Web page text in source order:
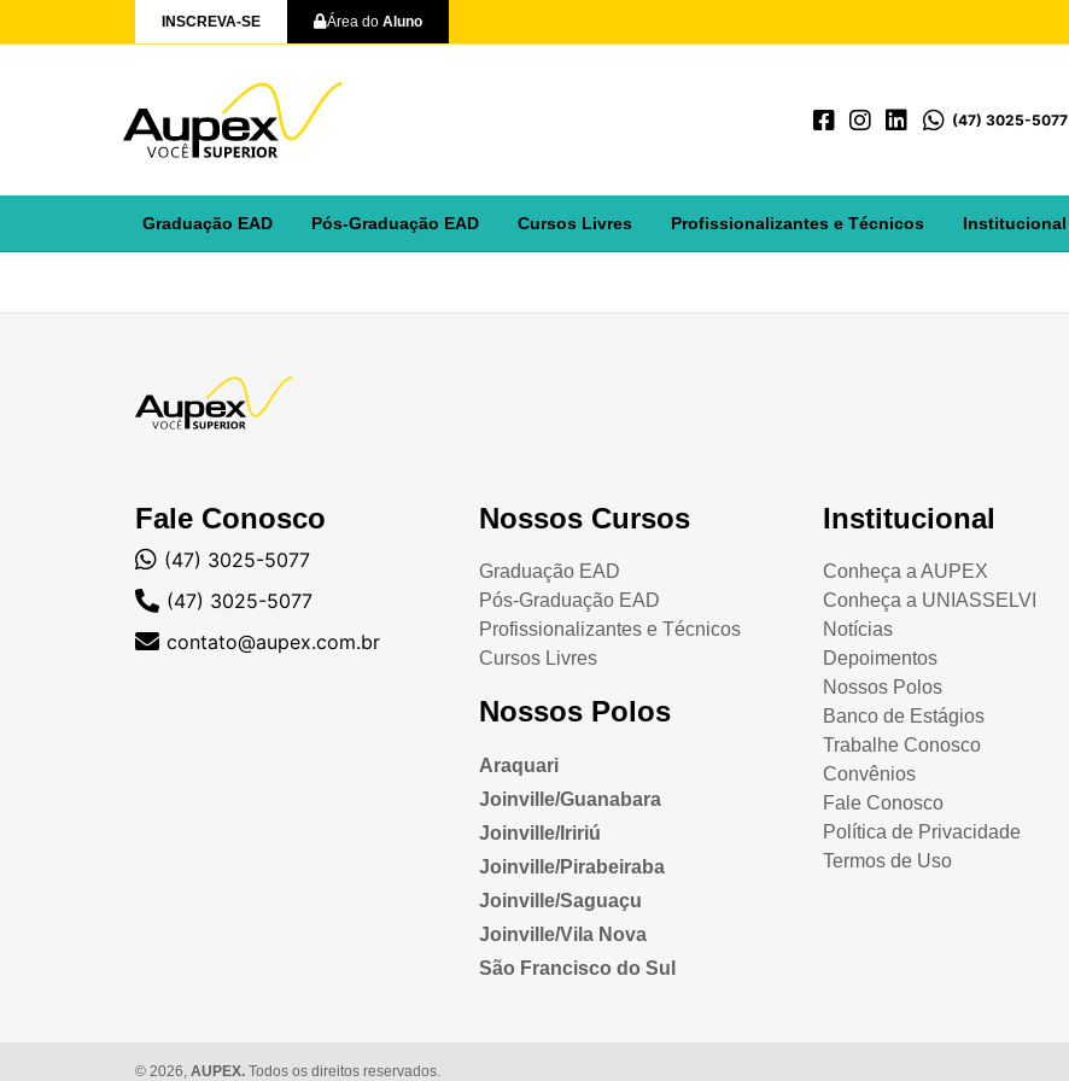
INSCREVA-SE Área do Aluno
(47) 3025-5077
Graduação EAD Pós-Graduação EAD Cursos Livres Profissionalizantes e Técnicos Institucional
Fale Conosco
(47) 3025-5077
(47) 3025-5077
contato@aupex.com.br
Nossos Cursos
Graduação EAD
Pós-Graduação EAD
Profissionalizantes e Técnicos
Cursos Livres
Nossos Polos
Araquari
Joinville/Guanabara
Joinville/Iririú
Joinville/Pirabeiraba
Joinville/Saguaçu
Joinville/Vila Nova
São Francisco do Sul
Institucional
Conheça a AUPEX
Conheça a UNIASSELVI
Notícias
Depoimentos
Nossos Polos
Banco de Estágios
Trabalhe Conosco
Convênios
Fale Conosco
Política de Privacidade
Termos de Uso
© 2026, AUPEX. Todos os direitos reservados.